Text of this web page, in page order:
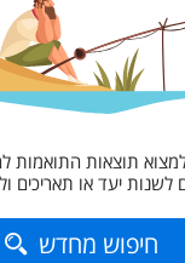
תוצאות התואמות
לשנות יעד או תאריכים
חיפוש מחדש